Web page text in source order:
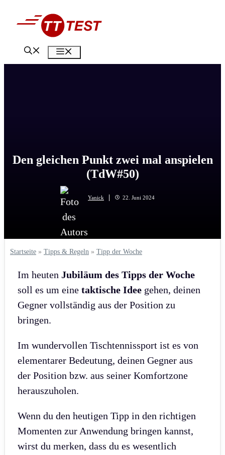
Inhalt
Den gleichen Punkt zwei mal anspielen
(TdW#50)
Yanick 22. Juni 2024
Startseite » Tipps & Regeln » Tipp der Woche
Im heuten Jubiläum des Tipps der Woche
soll es um eine taktische Idee gehen, deinen
Gegner vollständig aus der Position zu
bringen.
Im wundervollen Tischtennissport ist es von
elementarer Bedeutung, deinen Gegner aus
der Position bzw. aus seiner Komfortzone
herauszuholen.
Wenn du den heutigen Tipp in den richtigen
Momenten zur Anwendung bringen kannst,
wirst du merken, dass du es wesentlich